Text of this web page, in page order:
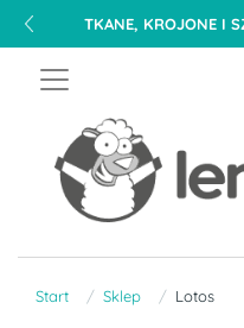
Start Sklep Lotos